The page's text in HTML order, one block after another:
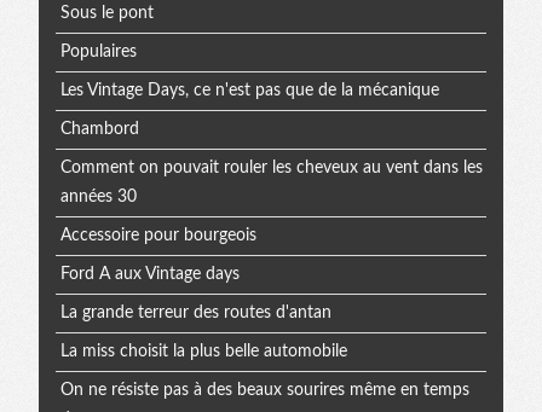
Sous le pont
Populaires
Les Vintage Days, ce n'est pas que de la mécanique
Chambord
Comment on pouvait rouler les cheveux au vent dans les
années 30
Accessoire pour bourgeois
Ford A aux Vintage days
La grande terreur des routes d'antan
La miss choisit la plus belle automobile
On ne résiste pas à des beaux sourires même en temps